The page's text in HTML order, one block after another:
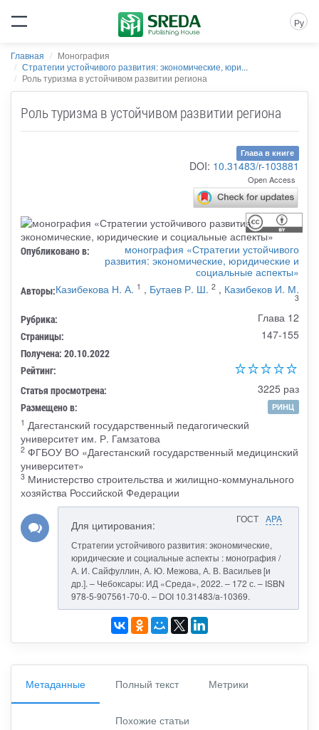
Ру
Главная
Монография
Стратегии устойчивого развития: экономические, юри...
Роль туризма в устойчивом развитии региона
Роль туризма в устойчивом развитии региона
Глава в книге
DOI: 10.31483/r-103881
Open Access
Опубликовано в:
монография «Стратегии устойчивого
развития: экономические, юридические и
социальные аспекты»
Авторы:Казибекова Н. А. 1 , Бутаев Р. Ш. 2 , Казибеков И. М.
3
Рубрика: Глава 12
Страницы: 147-155
Получена: 20.10.2022
Рейтинг:
Статья просмотрена:
3225 раз
Размещено в:
РИНЦ
1 Дагестанский государственный педагогический
университет им. Р. Гамзатова
2ФГБОУ ВО «Дагестанский государственный медицинский
университет»
3Министерство строительства и жилищно-коммунального
хозяйства Российской Федерации
ГОСТ APA
Для цитирования:
Стратегии устойчивого развития: экономические,
юридические и социальные аспекты : монография /
А. И. Сайфуллин, А. Ю. Межова, А. В. Васильев [и
др.]. – Чебоксары: ИД «Среда», 2022. – 172 с. – ISBN
978-5-907561-70-0. – DOI 10.31483/a-10369.
Метаданные Полный текст Метрики
Похожие статьи